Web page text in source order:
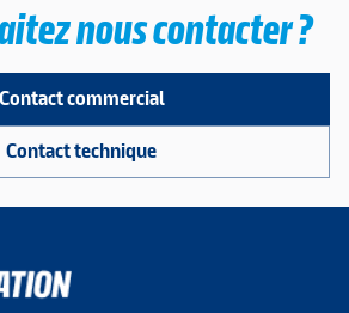
nous contacter ?
Contact commercial
Contact technique